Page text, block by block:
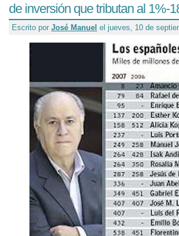
de inversión que tributan al 1%-
Escrito por José Manuel el jueves, 10 de